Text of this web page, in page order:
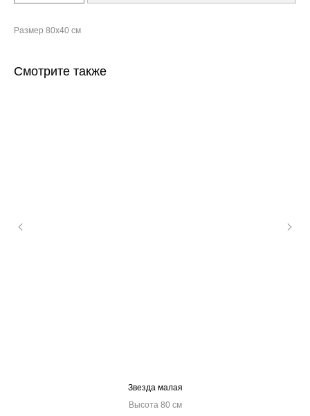
Размер 80х40 см
Смотрите также
Звезда малая
Высота 80 см